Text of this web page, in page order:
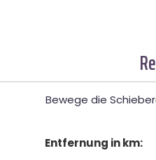
Bewege die
Entfernung in km: